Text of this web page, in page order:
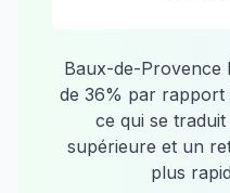
Baux-de-Provence
de 36% par rapport
ce qui se
supérieure et un
plus